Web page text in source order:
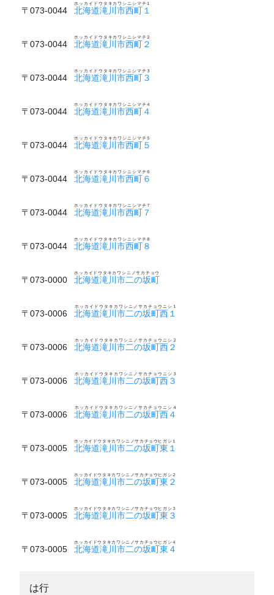
〒073-0044 北海道滝川市西町１
ホッカイドウタキカワシニシマチ１
〒073-0044 北海道滝川市西町２
ホッカイドウタキカワシニシマチ２
〒073-0044 北海道滝川市西町３
ホッカイドウタキカワシニシマチ３
〒073-0044 北海道滝川市西町４
ホッカイドウタキカワシニシマチ４
〒073-0044 北海道滝川市西町５
ホッカイドウタキカワシニシマチ５
〒073-0044 北海道滝川市西町６
ホッカイドウタキカワシニシマチ６
〒073-0044 北海道滝川市西町７
ホッカイドウタキカワシニシマチ７
〒073-0044 北海道滝川市西町８
ホッカイドウタキカワシニシマチ８
〒073-0000 北海道滝川市二の坂町
ホッカイドウタキカワシニノサカチョウ
〒073-0006 北海道滝川市二の坂町西１
ホッカイドウタキカワシニノサカチョウニシ１
〒073-0006 北海道滝川市二の坂町西２
ホッカイドウタキカワシニノサカチョウニシ２
〒073-0006 北海道滝川市二の坂町西３
ホッカイドウタキカワシニノサカチョウニシ３
〒073-0006 北海道滝川市二の坂町西４
ホッカイドウタキカワシニノサカチョウニシ４
〒073-0005 北海道滝川市二の坂町東１
ホッカイドウタキカワシニノサカチョウヒガシ１
〒073-0005 北海道滝川市二の坂町東２
ホッカイドウタキカワシニノサカチョウヒガシ２
〒073-0005 北海道滝川市二の坂町東３
ホッカイドウタキカワシニノサカチョウヒガシ３
〒073-0005 北海道滝川市二の坂町東４
ホッカイドウタキカワシニノサカチョウヒガシ４
は行